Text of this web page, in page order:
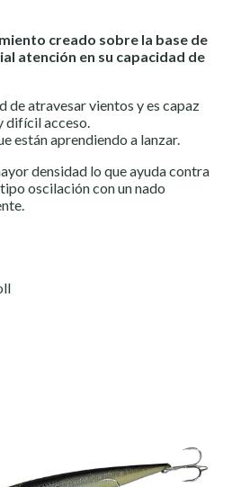
creado sobre la base de
atención en su capacidad de
de atravesar vientos y es capaz
difícil acceso.
están aprendiendo a lanzar.
densidad lo que ayuda contra
oscilación con un nado